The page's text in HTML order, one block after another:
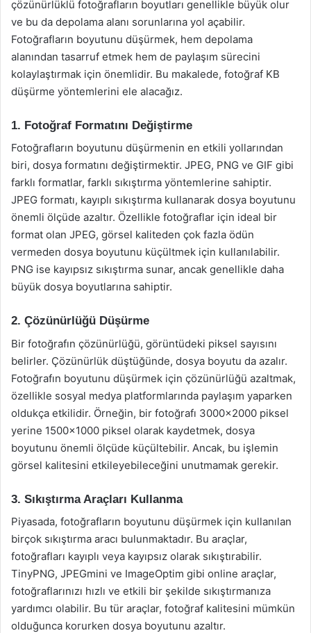
çözünürlüklü fotoğrafların boyutları genellikle büyük olur
ve bu da depolama alanı sorunlarına yol açabilir.
Fotoğrafların boyutunu düşürmek, hem depolama
alanından tasarruf etmek hem de paylaşım sürecini
kolaylaştırmak için önemlidir. Bu makalede, fotoğraf KB
düşürme yöntemlerini ele alacağız.
1. Fotoğraf Formatını Değiştirme
Fotoğrafların boyutunu düşürmenin en etkili yollarından
biri, dosya formatını değiştirmektir. JPEG, PNG ve GIF gibi
farklı formatlar, farklı sıkıştırma yöntemlerine sahiptir.
JPEG formatı, kayıplı sıkıştırma kullanarak dosya boyutunu
önemli ölçüde azaltır. Özellikle fotoğraflar için ideal bir
format olan JPEG, görsel kaliteden çok fazla ödün
vermeden dosya boyutunu küçültmek için kullanılabilir.
PNG ise kayıpsız sıkıştırma sunar, ancak genellikle daha
büyük dosya boyutlarına sahiptir.
2. Çözünürlüğü Düşürme
Bir fotoğrafın çözünürlüğü, görüntüdeki piksel sayısını
belirler. Çözünürlük düştüğünde, dosya boyutu da azalır.
Fotoğrafın boyutunu düşürmek için çözünürlüğü azaltmak,
özellikle sosyal medya platformlarında paylaşım yaparken
oldukça etkilidir. Örneğin, bir fotoğrafı 3000×2000 piksel
yerine 1500×1000 piksel olarak kaydetmek, dosya
boyutunu önemli ölçüde küçültebilir. Ancak, bu işlemin
görsel kalitesini etkileyebileceğini unutmamak gerekir.
3. Sıkıştırma Araçları Kullanma
Piyasada, fotoğrafların boyutunu düşürmek için kullanılan
birçok sıkıştırma aracı bulunmaktadır. Bu araçlar,
fotoğrafları kayıplı veya kayıpsız olarak sıkıştırabilir.
TinyPNG, JPEGmini ve ImageOptim gibi online araçlar,
fotoğraflarınızı hızlı ve etkili bir şekilde sıkıştırmanıza
yardımcı olabilir. Bu tür araçlar, fotoğraf kalitesini mümkün
olduğunca korurken dosya boyutunu azaltır.